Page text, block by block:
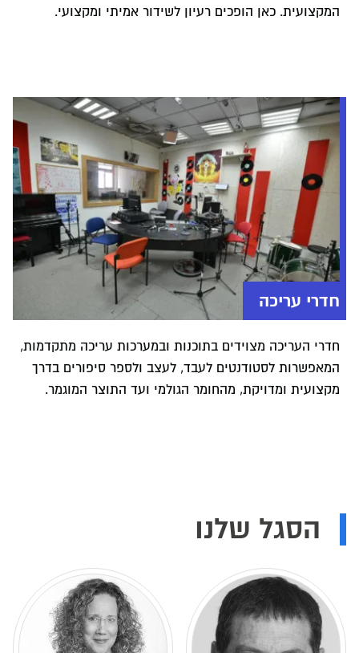
המקצועית. כאן הופכים רעיון לשידור אמיתי ומקצועי.
חדרי עריכה
חדרי העריכה מצוידים בתוכנות ובמערכות עריכה מתקדמות,
המאפשרות לסטודנטים לעבד, לעצב ולספר סיפורים בדרך
מקצועית ומדויקת, מהחומר הגולמי ועד התוצר המוגמר.
הסגל שלנו